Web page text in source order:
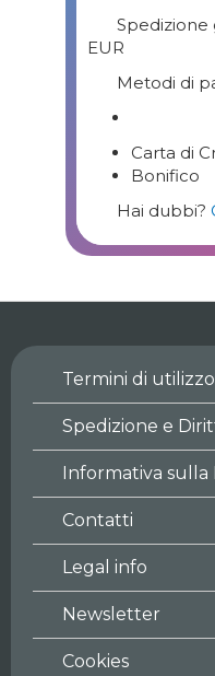
Spedizione
EUR
Metodi di
Carta di
Bonifico
Hai dubbi?
Termini di utilizzo
Spedizione e
Informativa sulla
Contatti
Legal info
Newsletter
Cookies